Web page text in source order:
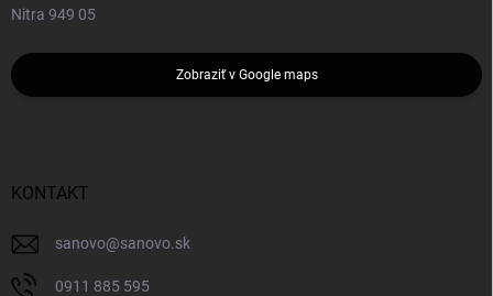
Nitra 949 05
Zobraziť v Google maps
KONTAKT
sanovo@sanovo.sk
0911 885 595